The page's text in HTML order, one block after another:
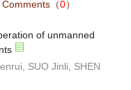
Comments （0）
of unmanned
SUO Jinli, SHEN